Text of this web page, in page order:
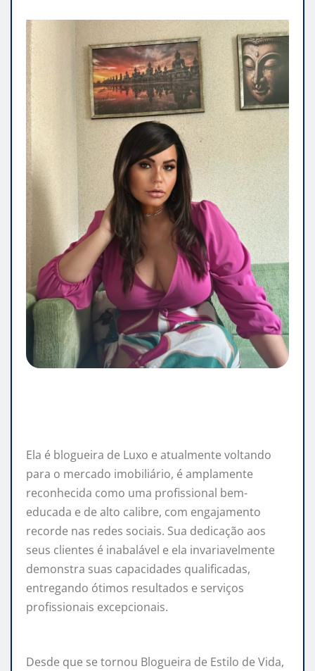
Ela é blogueira de Luxo e atualmente voltando
para o mercado imobiliário, é amplamente
reconhecida como uma profissional bem-
educada e de alto calibre, com engajamento
recorde nas redes sociais. Sua dedicação aos
seus clientes é inabalável e ela invariavelmente
demonstra suas capacidades qualificadas,
entregando ótimos resultados e serviços
profissionais excepcionais.
Desde que se tornou Blogueira de Estilo de Vida,